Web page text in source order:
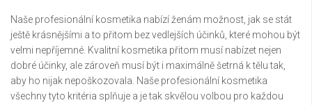
Naše profesionální kosmetika nabízí ženám možnost, jak se stát
ještě krásnějšími a to přitom bez vedlejších účinků, které mohou být
velmi nepříjemné. Kvalitní kosmetika přitom musí nabízet nejen
dobré účinky, ale zároveň musí být i maximálně šetrná k tělu tak,
aby ho nijak nepoškozovala. Naše profesionální kosmetika
všechny tyto kritéria splňuje a je tak skvělou volbou pro každou